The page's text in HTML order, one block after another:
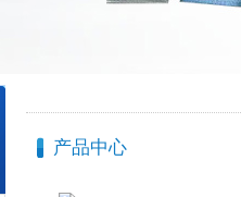
产品中心